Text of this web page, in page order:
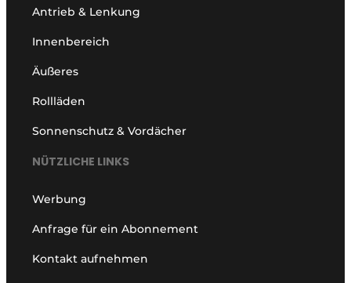
Antrieb & Lenkung
Innenbereich
Äußeres
Rollläden
Sonnenschutz & Vordächer
NÜTZLICHE LINKS
Werbung
Anfrage für ein Abonnement
Kontakt aufnehmen